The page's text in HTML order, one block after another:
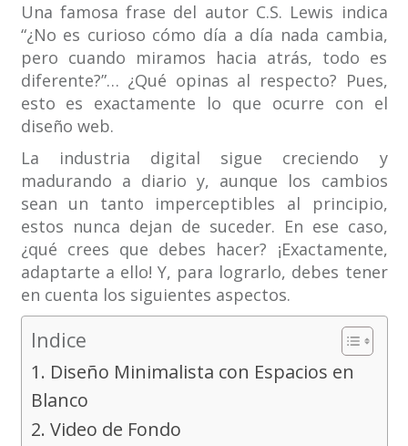
Una famosa frase del autor C.S. Lewis indica
“¿No es curioso cómo día a día nada cambia,
pero cuando miramos hacia atrás, todo es
diferente?”… ¿Qué opinas al respecto? Pues,
esto es exactamente lo que ocurre con el
diseño web.
La industria digital sigue creciendo y
madurando a diario y, aunque los cambios
sean un tanto imperceptibles al principio,
estos nunca dejan de suceder. En ese caso,
¿qué crees que debes hacer? ¡Exactamente,
adaptarte a ello! Y, para lograrlo, debes tener
en cuenta los siguientes aspectos.
Indice
1. Diseño Minimalista con Espacios en
Blanco
2. Video de Fondo